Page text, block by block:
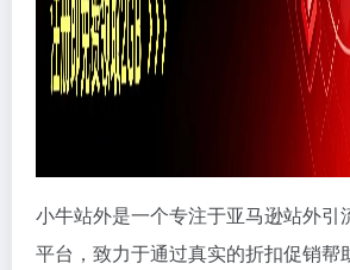
小牛站外是一个专注于亚马逊站外引
平台，致力于通过真实的折扣促销帮